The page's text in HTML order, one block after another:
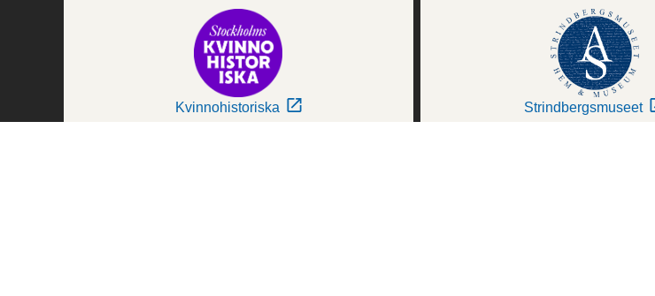
Kvinnohistoriska Strindbergsmuseet